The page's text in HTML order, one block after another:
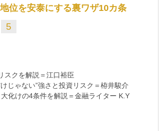
位を安泰にする裏ワザ10カ条
5
スクを解説＝江口裕臣
じゃない”強さと投資リスク＝栫井駿介
化けの4条件を解説＝金融ライター K.Y